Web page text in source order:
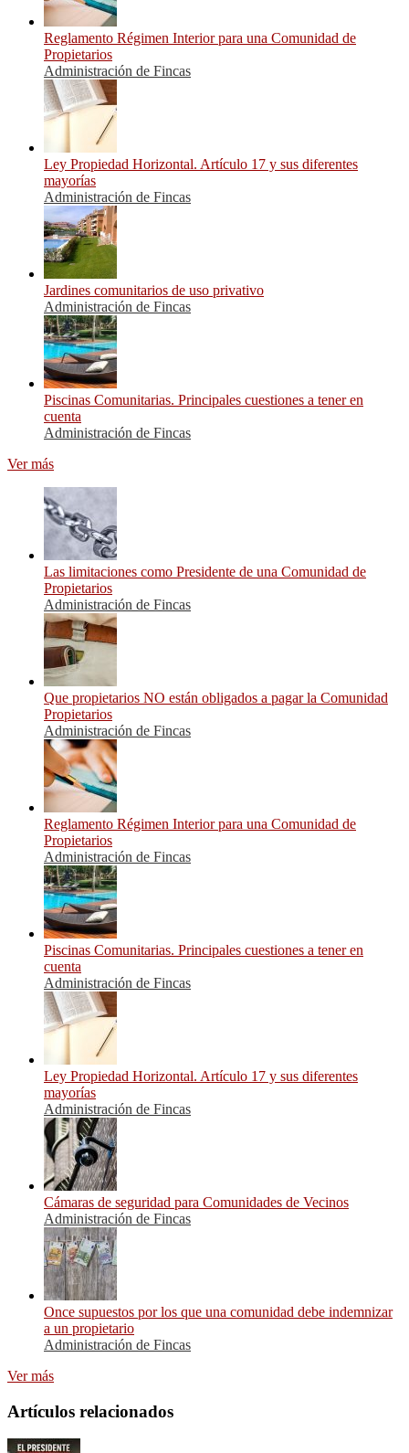
Reglamento Régimen Interior para una Comunidad de
Propietarios
Administración de Fincas
Ley Propiedad Horizontal. Artículo 17 y sus diferentes
mayorías
Administración de Fincas
Jardines comunitarios de uso privativo
Administración de Fincas
Piscinas Comunitarias. Principales cuestiones a tener en
cuenta
Administración de Fincas
Ver más
Las limitaciones como Presidente de una Comunidad de
Propietarios
Administración de Fincas
Que propietarios NO están obligados a pagar la Comunidad
Propietarios
Administración de Fincas
Reglamento Régimen Interior para una Comunidad de
Propietarios
Administración de Fincas
Piscinas Comunitarias. Principales cuestiones a tener en
cuenta
Administración de Fincas
Ley Propiedad Horizontal. Artículo 17 y sus diferentes
mayorías
Administración de Fincas
Cámaras de seguridad para Comunidades de Vecinos
Administración de Fincas
Once supuestos por los que una comunidad debe indemnizar
a un propietario
Administración de Fincas
Ver más
Artículos relacionados